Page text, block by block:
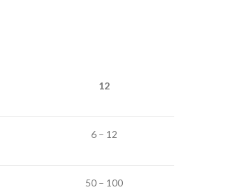
12
6 – 12
50 – 100